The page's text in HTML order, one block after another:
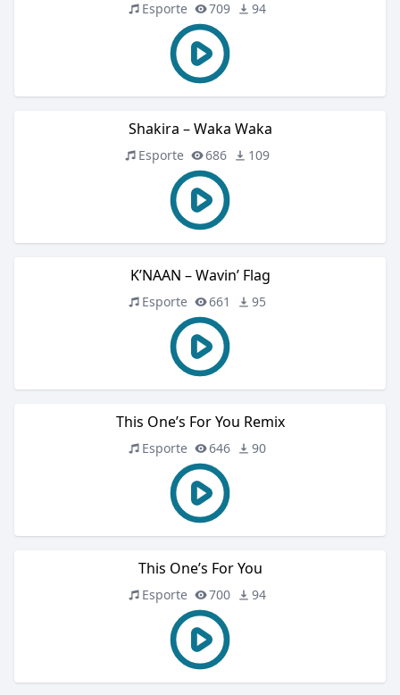
Esporte 709 94
Shakira – Waka Waka
Esporte 686 109
K’NAAN – Wavin’ Flag
Esporte 661 95
This One’s For You Remix
Esporte 646 90
This One’s For You
Esporte 700 94